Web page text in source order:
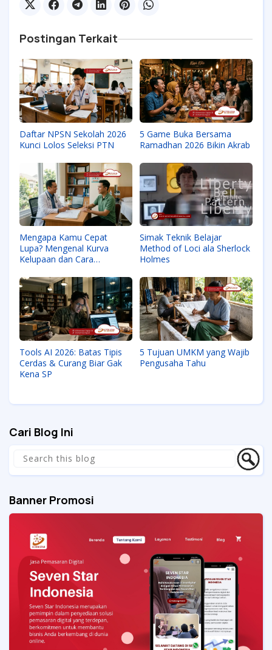
Postingan Terkait
Daftar NPSN Sekolah 2026
Kunci Lolos Seleksi PTN
5 Game Buka Bersama
Ramadhan 2026 Bikin Akrab
Mengapa Kamu Cepat
Lupa? Mengenal Kurva
Kelupaan dan Cara
Simak Teknik Belajar
Method of Loci ala Sherlock
Holmes
Tools AI 2026: Batas Tipis
Cerdas & Curang Biar Gak
Kena SP
5 Tujuan UMKM yang Wajib
Pengusaha Tahu
Cari Blog Ini
Banner Promosi